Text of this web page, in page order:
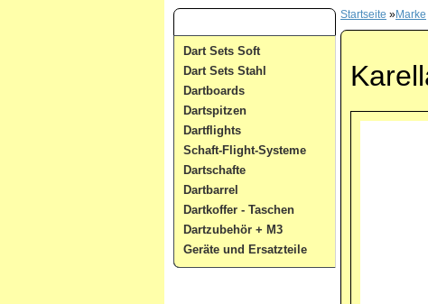
Dart Sets Soft
Dart Sets Stahl
Dartboards
Dartspitzen
Dartflights
Schaft-Flight-Systeme
Dartschafte
Dartbarrel
Dartkoffer - Taschen
Dartzubehör + M3
Geräte und Ersatzteile
Startseite »Marke